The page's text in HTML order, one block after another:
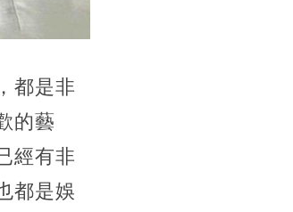
都是非
的藝
經有非
都是娛